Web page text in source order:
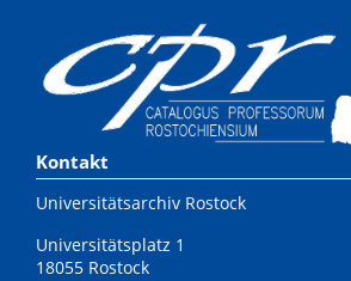
Kontakt
Universitätsarchiv Rostock
Universitätsplatz 1
18055 Rostock